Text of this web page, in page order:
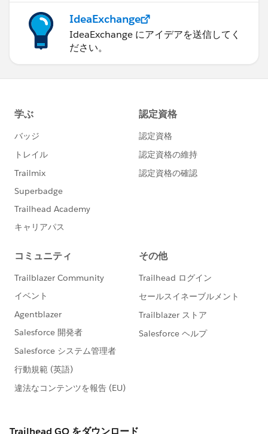
IdeaExchange
IdeaExchange にアイデアを送信してく
ださい。